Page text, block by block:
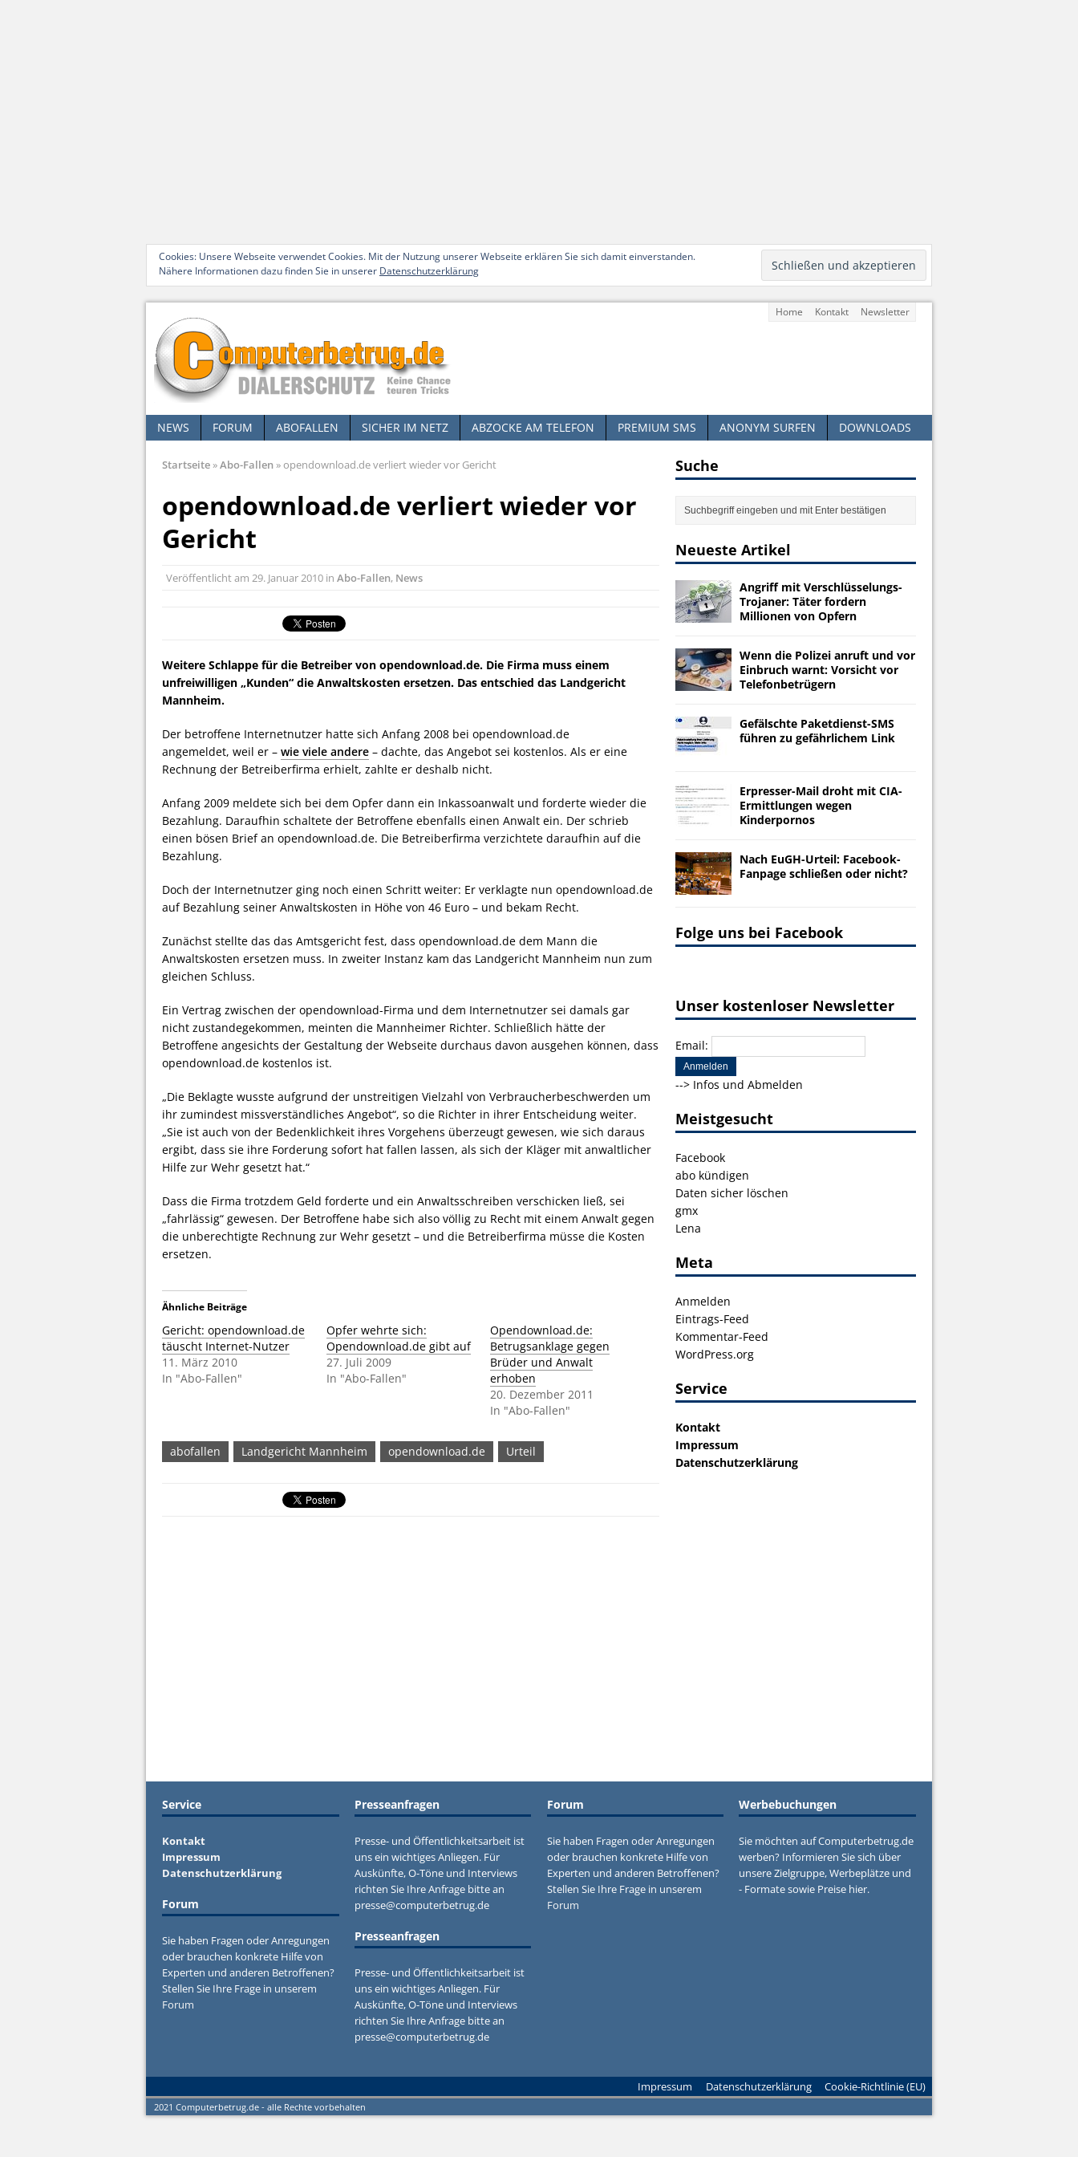
Cookies: Unsere Webseite verwendet Cookies. Mit der Nutzung unserer Webseite erklären Sie sich damit einverstanden.
Nähere Informationen dazu finden Sie in unserer Datenschutzerklärung
Home Kontakt Newsletter
NEWS FORUM ABOFALLEN SICHER IM NETZ ABZOCKE AM TELEFON PREMIUM SMS ANONYM SURFEN DOWNLOADS
Startseite»Abo-Fallen»opendownload.de verliert wieder vor Gericht
opendownload.de verliert wieder vor
Gericht
Veröffentlicht am 29. Januar 2010 in Abo-Fallen, News
Weitere Schlappe für die Betreiber von opendownload.de. Die Firma muss einem
unfreiwilligen „Kunden“ die Anwaltskosten ersetzen. Das entschied das Landgericht
Mannheim.
Der betroffene Internetnutzer hatte sich Anfang 2008 bei opendownload.de
angemeldet, weil er – wie viele andere – dachte, das Angebot sei kostenlos. Als er eine
Rechnung der Betreiberfirma erhielt, zahlte er deshalb nicht.
Anfang 2009 meldete sich bei dem Opfer dann ein Inkassoanwalt und forderte wieder die
Bezahlung. Daraufhin schaltete der Betroffene ebenfalls einen Anwalt ein. Der schrieb
einen bösen Brief an opendownload.de. Die Betreiberfirma verzichtete daraufhin auf die
Bezahlung.
Doch der Internetnutzer ging noch einen Schritt weiter: Er verklagte nun opendownload.de
auf Bezahlung seiner Anwaltskosten in Höhe von 46 Euro – und bekam Recht.
Zunächst stellte das das Amtsgericht fest, dass opendownload.de dem Mann die
Anwaltskosten ersetzen muss. In zweiter Instanz kam das Landgericht Mannheim nun zum
gleichen Schluss.
Ein Vertrag zwischen der opendownload-Firma und dem Internetnutzer sei damals gar
nicht zustandegekommen, meinten die Mannheimer Richter. Schließlich hätte der
Betroffene angesichts der Gestaltung der Webseite durchaus davon ausgehen können, dass
opendownload.de kostenlos ist.
„Die Beklagte wusste aufgrund der unstreitigen Vielzahl von Verbraucherbeschwerden um
ihr zumindest missverständliches Angebot“, so die Richter in ihrer Entscheidung weiter.
„Sie ist auch von der Bedenklichkeit ihres Vorgehens überzeugt gewesen, wie sich daraus
ergibt, dass sie ihre Forderung sofort hat fallen lassen, als sich der Kläger mit anwaltlicher
Hilfe zur Wehr gesetzt hat.“
Dass die Firma trotzdem Geld forderte und ein Anwaltsschreiben verschicken ließ, sei
„fahrlässig“ gewesen. Der Betroffene habe sich also völlig zu Recht mit einem Anwalt gegen
die unberechtigte Rechnung zur Wehr gesetzt – und die Betreiberfirma müsse die Kosten
ersetzen.
Ähnliche Beiträge
Gericht: opendownload.de
täuscht Internet-Nutzer
11. März 2010
In "Abo-Fallen"
Opfer wehrte sich:
Opendownload.de gibt auf
27. Juli 2009
In "Abo-Fallen"
Opendownload.de:
Betrugsanklage gegen
Brüder und Anwalt
erhoben
20. Dezember 2011
In "Abo-Fallen"
abofallen Landgericht Mannheim opendownload.de Urteil
Suche
Neueste Artikel
Angriff mit Verschlüsselungs-
Trojaner: Täter fordern
Millionen von Opfern
Wenn die Polizei anruft und vor
Einbruch warnt: Vorsicht vor
Telefonbetrügern
Gefälschte Paketdienst-SMS
führen zu gefährlichem Link
Erpresser-Mail droht mit CIA-
Ermittlungen wegen
Kinderpornos
Nach EuGH-Urteil: Facebook-
Fanpage schließen oder nicht?
Folge uns bei Facebook
Unser kostenloser Newsletter
Email:
--> Infos und Abmelden
Meistgesucht
Facebook
abo kündigen
Daten sicher löschen
gmx
Lena
Meta
Anmelden
Eintrags-Feed
Kommentar-Feed
WordPress.org
Service
Kontakt
Impressum
Datenschutzerklärung
Service
Kontakt
Impressum
Datenschutzerklärung
Forum
Sie haben Fragen oder Anregungen
oder brauchen konkrete Hilfe von
Experten und anderen Betroffenen?
Stellen Sie Ihre Frage in unserem
Forum
Presseanfragen
Presse- und Öffentlichkeitsarbeit ist
uns ein wichtiges Anliegen. Für
Auskünfte, O-Töne und Interviews
richten Sie Ihre Anfrage bitte an
presse@computerbetrug.de
Presseanfragen
Presse- und Öffentlichkeitsarbeit ist
uns ein wichtiges Anliegen. Für
Auskünfte, O-Töne und Interviews
richten Sie Ihre Anfrage bitte an
presse@computerbetrug.de
Forum
Sie haben Fragen oder Anregungen
oder brauchen konkrete Hilfe von
Experten und anderen Betroffenen?
Stellen Sie Ihre Frage in unserem
Forum
Werbebuchungen
Sie möchten auf Computerbetrug.de
werben? Informieren Sie sich über
unsere Zielgruppe, Werbeplätze und
- Formate sowie Preise hier.
Impressum Datenschutzerklärung Cookie-Richtlinie (EU)
2021 Computerbetrug.de - alle Rechte vorbehalten